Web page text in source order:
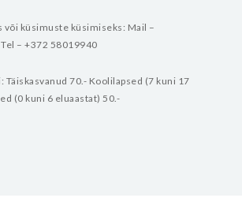
või küsimuste küsimiseks: Mail –
Tel – +372 58019940
Täiskasvanud 70.- Koolilapsed (7 kuni 17
(0 kuni 6 eluaastat) 50.-